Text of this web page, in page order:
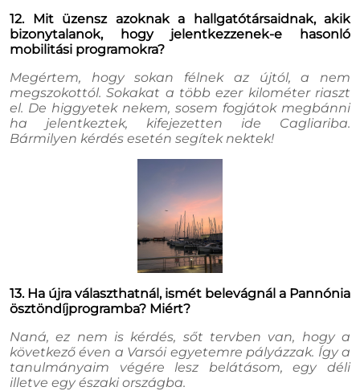
12. Mit üzensz azoknak a hallgatótársaidnak, akik
bizonytalanok, hogy jelentkezzenek-e hasonló
mobilitási programokra?
Megértem, hogy sokan félnek az újtól, a nem
megszokottól. Sokakat a több ezer kilométer riaszt
el. De higgyetek nekem, sosem fogjátok megbánni
ha jelentkeztek, kifejezetten ide Cagliariba.
Bármilyen kérdés esetén segítek nektek!
13. Ha újra választhatnál, ismét belevágnál a Pannónia
ösztöndíjprogramba? Miért?
Naná, ez nem is kérdés, sőt tervben van, hogy a
következő éven a Varsói egyetemre pályázzak. Így a
tanulmányaim végére lesz belátásom, egy déli
illetve egy északi országba.